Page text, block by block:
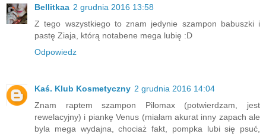
Bellitkaa 2 grudnia 2016 13:58
Z tego wszystkiego to znam jedynie szampon babuszki i
pastę Ziaja, którą notabene mega lubię :D
Odpowiedz
Kaś. Klub Kosmetyczny 2 grudnia 2016 14:04
Znam raptem szampon Pilomax (potwierdzam, jest
rewelacyjny) i piankę Venus (miałam akurat inny zapach ale
byla mega wydajna, chociaż fakt, pompka lubi się psuć,